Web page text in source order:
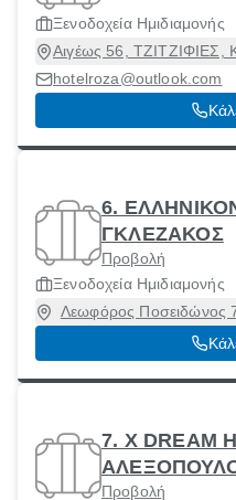
Ξενοδοχεία Ημιδιαμονής
Αιγέως 56, ΤΖΙΤΖΙΦΙΕΣ,
hotelroza@outlook.com
6.
ΓΚΛΕΖΑΚΟΣ
Προβολή
Ξενοδοχεία Ημιδιαμονής
Λεωφόρος Ποσειδώνος
7. X DREAM
Προβολή